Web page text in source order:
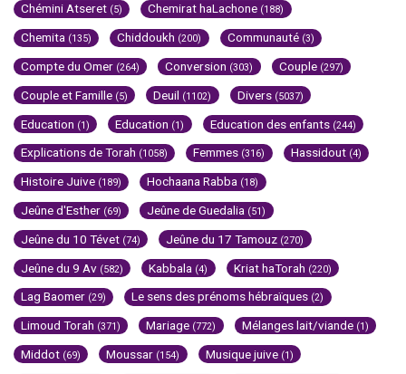
Chémini Atseret (5) Chemirat haLachone (188)
Chemita (135) Chiddoukh (200) Communauté (3)
Compte du Omer (264) Conversion (303) Couple (297)
Couple et Famille (5) Deuil (1102) Divers (5037)
Education (1) Education (1) Education des enfants (244)
Explications de Torah (1058) Femmes (316) Hassidout (4)
Histoire Juive (189) Hochaana Rabba (18)
Jeûne d'Esther (69) Jeûne de Guedalia (51)
Jeûne du 10 Tévet (74) Jeûne du 17 Tamouz (270)
Jeûne du 9 Av (582) Kabbala (4) Kriat haTorah (220)
Lag Baomer (29) Le sens des prénoms hébraïques (2)
Limoud Torah (371) Mariage (772) Mélanges lait/viande (1)
Middot (69) Moussar (154) Musique juive (1)